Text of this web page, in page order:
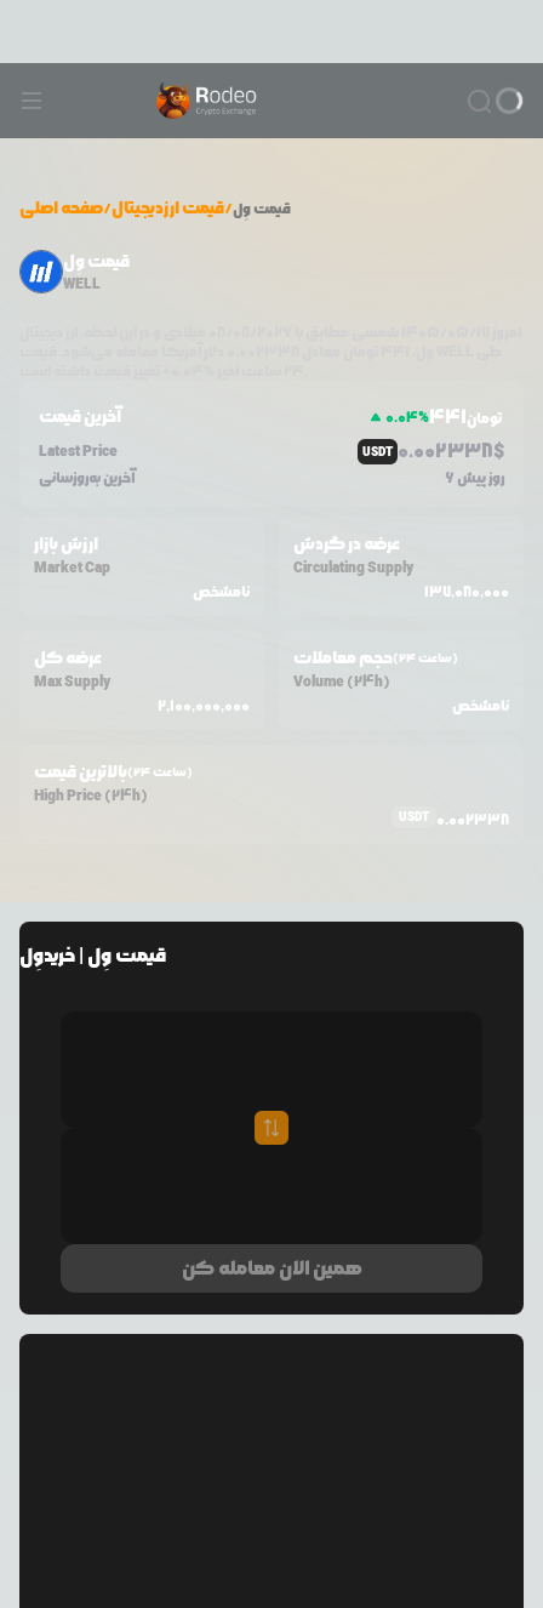
صفحه اصلی/قیمت ارزدیجیتال/ قیمتوِل
قیمت وِل
WELL
آخرین قیمت 0.04%441تومان
Latest Price
USDT 0.002338$
آخرین به‌روزسانی 6 روز پیش
ارزش بازار
Market Cap
نامشخص
عرضه در گردش
Circulating Supply
137,080,000
عرضه کل
Max Supply
2,100,000,000
حجم معاملات (24 ساعت)
Volume (24h)
نامشخص
بالاترین قیمت (24 ساعت)
High Price (24h)
USDT 0.002338
قیمتوِل | خریدوِل
همین الان معامله کن